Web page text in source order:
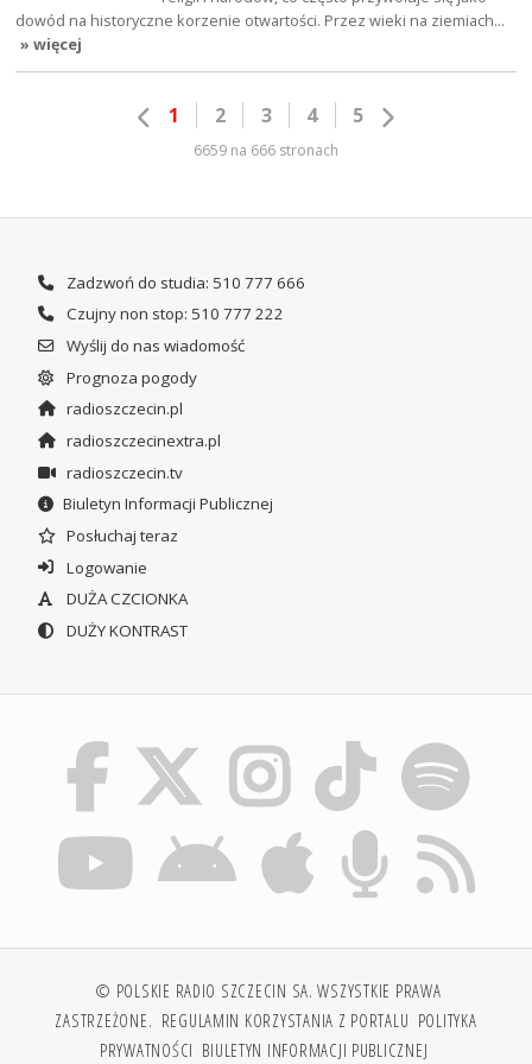
dowód na historyczne korzenie otwartości. Przez wieki na ziemiach…
» więcej
1 2 3 4 5
6659 na 666 stronach
Zadzwoń do studia: 510 777 666
Czujny non stop: 510 777 222
Wyślij do nas wiadomość
Prognoza pogody
radioszczecin.pl
radioszczecinextra.pl
radioszczecin.tv
Biuletyn Informacji Publicznej
Posłuchaj teraz
Logowanie
DUŻA CZCIONKA
DUŻY KONTRAST
© POLSKIE RADIO SZCZECIN SA. WSZYSTKIE PRAWA
ZASTRZEŻONE. REGULAMIN KORZYSTANIA Z PORTALU POLITYKA
PRYWATNOŚCI BIULETYN INFORMACJI PUBLICZNEJ